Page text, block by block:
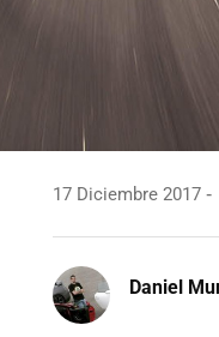
17 Diciembre 2017
Daniel